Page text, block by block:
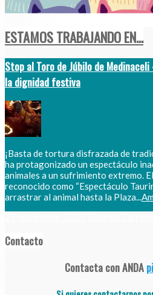
ESTAMOS TRABAJANDO EN...
Stop al Toro de Júbilo de
la dignidad festiva
¡Basta de tortura disfrazada de
ha protagonizado un espectáculo
animales a un sufrimiento extremo.
reconocido como “Espectáculo
arrastrar al animal hasta la Plaza...
Contacto
Contacta con ANDA